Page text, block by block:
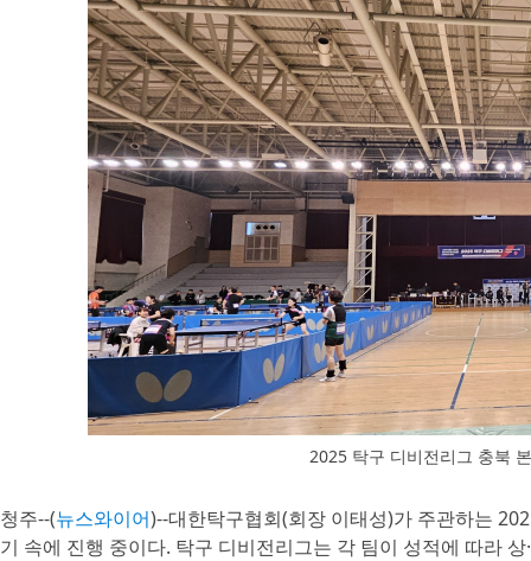
2025 탁구 디비전리그 충북
청주--(뉴스와이어)--대한탁구협회(회장 이태성)가 주관하는
기 속에 진행 중이다. 탁구 디비전리그는 각 팀이 성적에 따라